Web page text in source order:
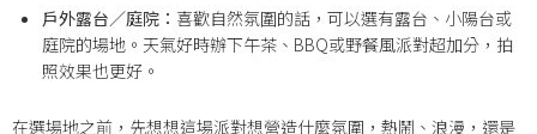
戶外露台／庭院： 喜歡自然氛圍的話，可以選有露台、小陽台或
庭院的場地。天氣好時辦下午茶、BBQ或野餐風派對超加分，拍
照效果也更好。
在選場地之前，先想想這場派對想營造什麼氛圍，熱鬧、浪漫，還是